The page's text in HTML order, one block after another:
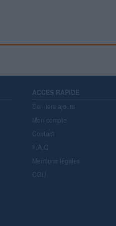
ACCES RAPIDE
Derniers ajouts
Mon compte
Contact
F.A.Q.
Mentions légales
CGU